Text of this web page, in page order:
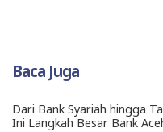
Baca Juga
Dari Bank Syariah hingga
Ini Langkah Besar Bank